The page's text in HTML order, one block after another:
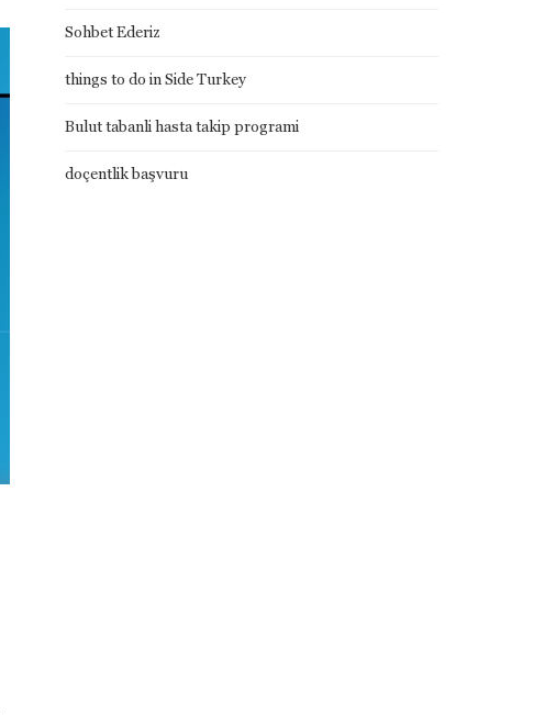
Sohbet Ederiz
things to do in Side Turkey
Bulut tabanli hasta takip programi
doçentlik başvuru